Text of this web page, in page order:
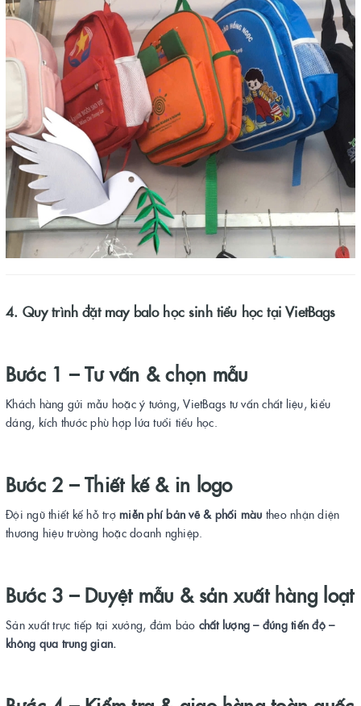
4. Quy trình đặt may balo học sinh tiểu học tại VietBags
Bước 1 – Tư vấn & chọn mẫu
Khách hàng gửi mẫu hoặc ý tưởng, VietBags tư vấn chất liệu, kiểu
dáng, kích thước phù hợp lứa tuổi tiểu học.
Bước 2 – Thiết kế & in logo
Đội ngũ thiết kế hỗ trợ miễn phí bản vẽ & phối màu theo nhận diện
thương hiệu trường hoặc doanh nghiệp.
Bước 3 – Duyệt mẫu & sản xuất hàng loạt
Sản xuất trực tiếp tại xưởng, đảm bảo chất lượng – đúng tiến độ –
không qua trung gian.